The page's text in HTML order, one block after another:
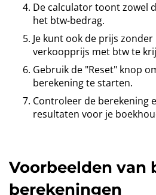
De calculator toont zowel
het btw-bedrag.
Je kunt ook de prijs
verkoopprijs met btw te
Gebruik de "Reset" knop
berekening te starten.
Controleer de berekening
resultaten voor je
Voorbeelden van
berekeningen